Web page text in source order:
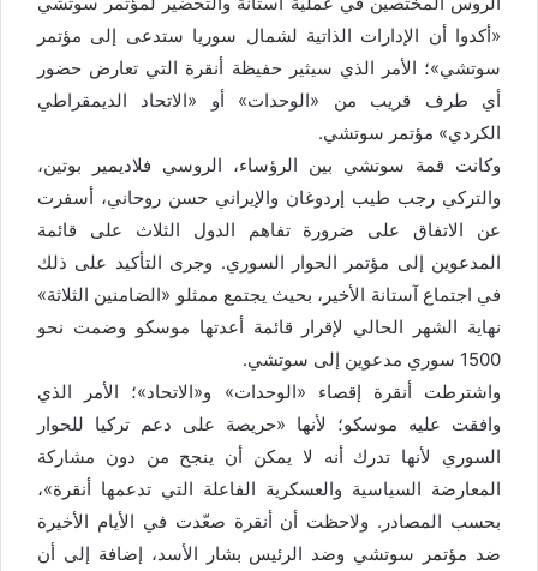
«أكدوا أن الإدارات الذاتية لشمال سوريا ستدعى إلى مؤتمر
سوتشي»؛ الأمر الذي سيثير حفيظة أنقرة التي تعارض حضور
أي طرف قريب من «الوحدات» أو «الاتحاد الديمقراطي
الكردي» مؤتمر سوتشي.
وكانت قمة سوتشي بين الرؤساء، الروسي فلاديمير بوتين،
والتركي رجب طيب إردوغان والإيراني حسن روحاني، أسفرت
عن الاتفاق على ضرورة تفاهم الدول الثلاث على قائمة
المدعوين إلى مؤتمر الحوار السوري. وجرى التأكيد على ذلك
في اجتماع آستانة الأخير، بحيث يجتمع ممثلو «الضامنين الثلاثة»
نهاية الشهر الحالي لإقرار قائمة أعدتها موسكو وضمت نحو
1500 سوري مدعوين إلى سوتشي.
واشترطت أنقرة إقصاء «الوحدات» و«الاتحاد»؛ الأمر الذي
وافقت عليه موسكو؛ لأنها «حريصة على دعم تركيا للحوار
السوري لأنها تدرك أنه لا يمكن أن ينجح من دون مشاركة
المعارضة السياسية والعسكرية الفاعلة التي تدعمها أنقرة»،
بحسب المصادر. ولاحظت أن أنقرة صعّدت في الأيام الأخيرة
ضد مؤتمر سوتشي وضد الرئيس بشار الأسد، إضافة إلى أن